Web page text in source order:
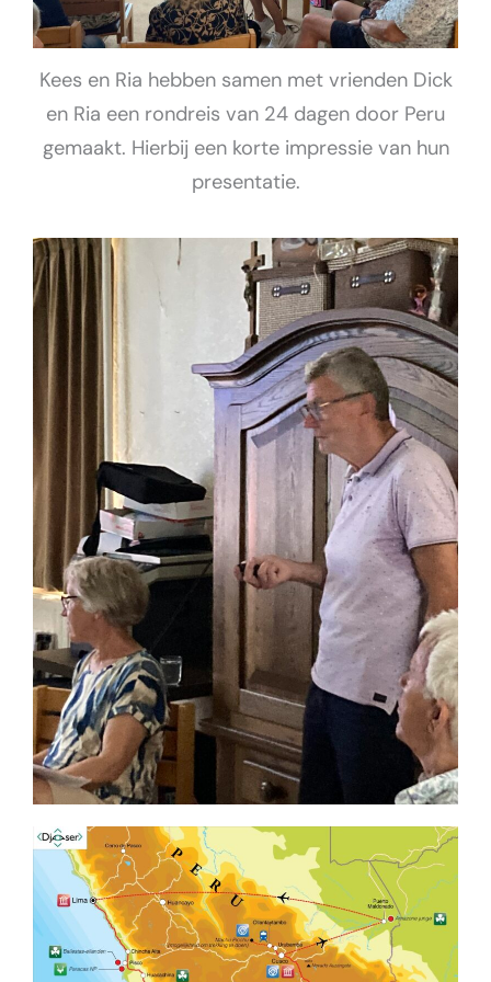
Kees en Ria hebben samen met vrienden Dick
en Ria een rondreis van 24 dagen door Peru
gemaakt. Hierbij een korte impressie van hun
presentatie.